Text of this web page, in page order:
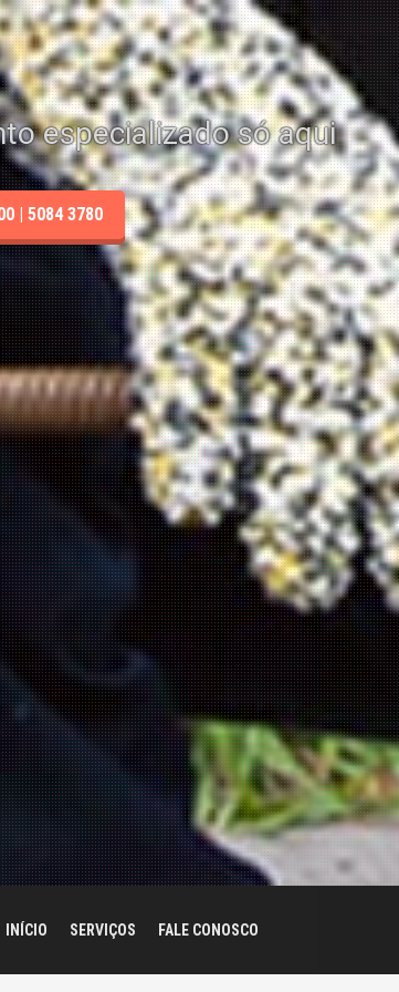
especializado só aqui
| 5084 3780
INÍCIO SERVIÇOS FALE CONOSCO